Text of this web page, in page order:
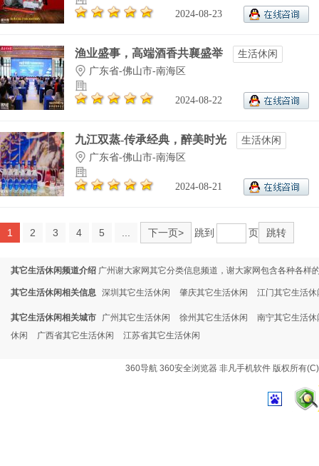
2024-08-23
渔业盛事，高端酒香共襄盛举
生活休闲
广东省-佛山市-南海区
2024-08-22
九江双蒸-传承经典，醉美时光
生活休闲
广东省-佛山市-南海区
2024-08-21
1 2 3 4 5 下一页> 跳到 页 跳转
其它生活休闲频道介绍 广州谢大家网其它分类信息频道，谢大家网包含各种各样
其它生活休闲相关信息 深圳其它生活休闲 肇庆其它生活休闲 江门其它生活休
其它生活休闲相关城市 广州其它生活休闲 徐州其它生活休闲
南宁其它生活休
休闲
广西省其它生活休闲 江苏省其它生活休闲
360导航 360安全浏览器 非凡手机软件 版权所有